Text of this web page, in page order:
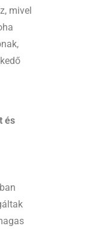
mivel
és